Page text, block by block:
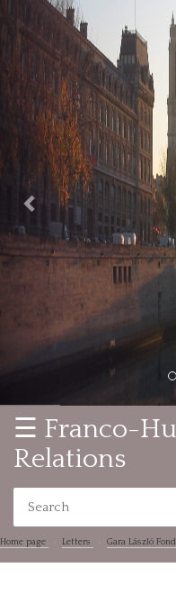
Previous
☰ Franco-
Relations
Home page Letters Gara László Fond